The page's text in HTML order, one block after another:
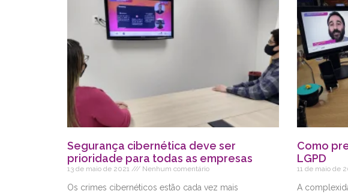
Segurança cibernética deve ser
prioridade para todas as empresas
13 de maio de 2021 Nenhum comentário
Os crimes cibernéticos estão cada vez mais
Como
LGPD
11 de maio de
A